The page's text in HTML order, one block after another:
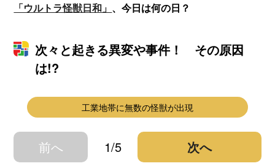
「ウルトラ怪獣日和」 、今日は何の日？
次々と起きる異変や事件！ その原因
は!?
工業地帯に無数の怪獣が出現
前へ 1/5 次へ